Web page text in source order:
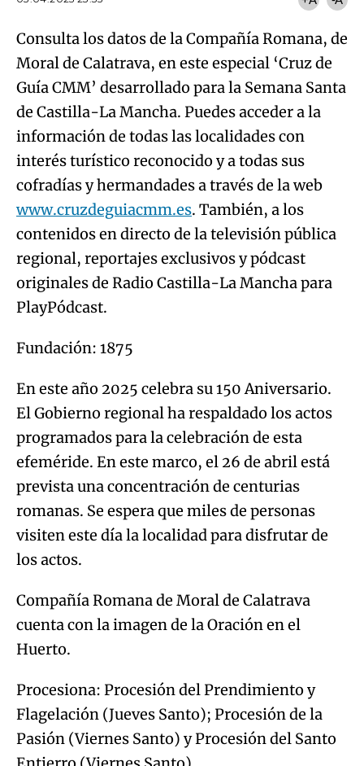
Consulta los datos de la Compañía Romana, de
Moral de Calatrava, en este especial ‘Cruz de
Guía CMM’ desarrollado para la Semana Santa
de Castilla-La Mancha. Puedes acceder a la
información de todas las localidades con
interés turístico reconocido y a todas sus
cofradías y hermandades a través de la web
www.cruzdeguiacmm.es. También, a los
contenidos en directo de la televisión pública
regional, reportajes exclusivos y pódcast
originales de Radio Castilla-La Mancha para
PlayPódcast.
Fundación: 1875
En este año 2025 celebra su 150 Aniversario.
El Gobierno regional ha respaldado los actos
programados para la celebración de esta
efeméride. En este marco, el 26 de abril está
prevista una concentración de centurias
romanas. Se espera que miles de personas
visiten este día la localidad para disfrutar de
los actos.
Compañía Romana de Moral de Calatrava
cuenta con la imagen de la Oración en el
Huerto.
Procesiona: Procesión del Prendimiento y
Flagelación (Jueves Santo); Procesión de la
Pasión (Viernes Santo) y Procesión del Santo